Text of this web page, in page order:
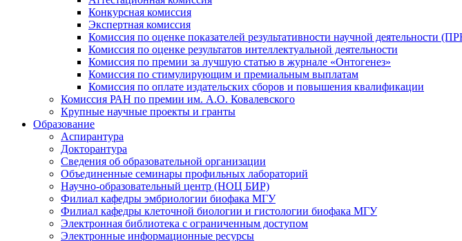
Конкурсная комиссия
Экспертная комиссия
Комиссия по оценке показателей результативности научной деятельности
Комиссия по оценке результатов интеллектуальной деятельности
Комиссия по премии за лучшую статью в журнале «Онтогенез»
Комиссия по стимулирующим и премиальным выплатам
Комиссия по оплате издательских сборов и повышения квалификации
Комиссия РАН по премии им. А.О. Ковалевского
Крупные научные проекты и гранты
Образование
Аспирантура
Докторантура
Сведения об образовательной организации
Объединенные семинары профильных лабораторий
Научно-образовательный центр (НОЦ БИР)
Филиал кафедры эмбриологии биофака МГУ
Филиал кафедры клеточной биологии и гистологии биофака МГУ
Электронная библиотека с ограниченным доступом
Электронные информационные ресурсы